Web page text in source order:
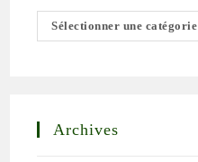
Catégories
Sélectionner une catégorie
Archives